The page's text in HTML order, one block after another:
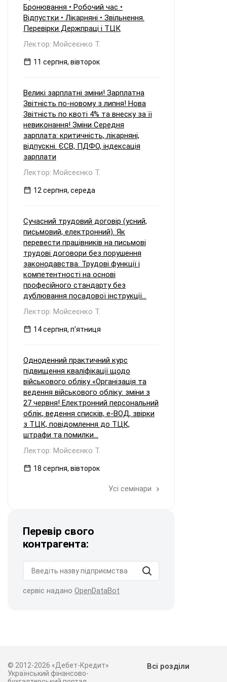
Бронювання • Робочий час •
Відпустки • Лікарняні • Звільнення.
Перевірки Держпраці і ТЦК
Лектор: Мойсеєнко Т.
11 серпня, вівторок
Великі зарплатні зміни! Зарплатна
Звітність по-новому з липня! Нова
Звітність по квоті 4% та внеску за її
невиконання! Зміни Середня
зарплата: критичність, лікарняні,
відпускні. ЄСВ, ПДФО, індексація
зарплати
Лектор: Мойсеєнко Т.
12 серпня, середа
Сучасний трудовий договір (усний,
письмовий, електронний). Як
перевести працівників на письмові
трудові договори без порушення
законодавства. Трудові функції і
компетентності на основі
професійного стандарту без
дублювання посадової інструкції...
Лектор: Мойсеєнко Т.
14 серпня, пʼятниця
Одноденний практичний курс
підвищення кваліфікації щодо
військового обліку «Організація та
ведення військового обліку: зміни з
27 червня! Електронний персональний
облік, ведення списків, е-ВОД, звірки
з ТЦК, повідомлення до ТЦК,
штрафи та помилки...
Лектор: Мойсеєнко Т.
18 серпня, вівторок
Усі семінари
Перевір свого
контрагента:
сервіс надано OpenDataBot
© 2012-2026 «Дебет-Кредит»
Український фінансово-
Всі розділи